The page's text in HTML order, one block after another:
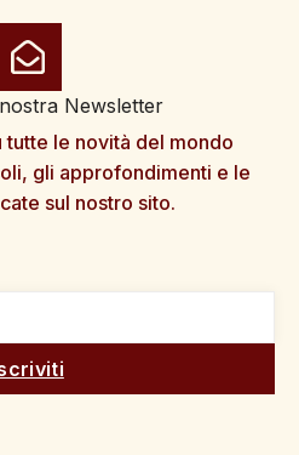
Newsletter
tutte le novità del mondo
gli approfondimenti e le
sul nostro sito.